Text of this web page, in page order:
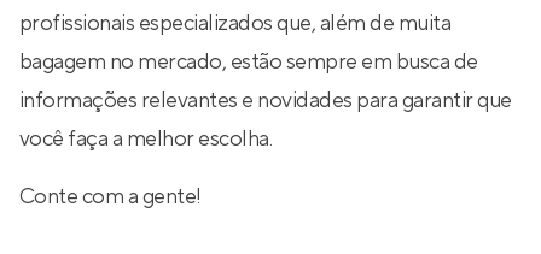
profissionais especializados que, além de muita
bagagem no mercado, estão sempre em busca de
informações relevantes e novidades para garantir que
você faça a melhor escolha.
Conte com a gente!